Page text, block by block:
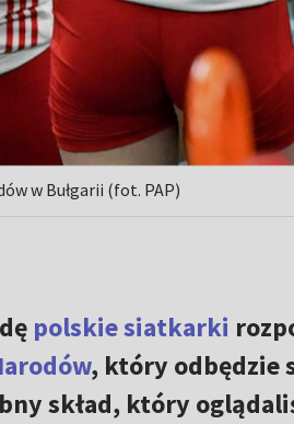
w Bułgarii (fot. PAP)
polskie siatkarki
, który odbędzie
skład, który